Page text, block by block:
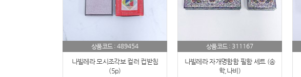
21 물티슈
23 손톱
24
상품코드 : 489454
나빌레라 모시조각보 컬러 컵받침
(5p)
상품코드 : 311167
나빌레라 자개명함함 필함 세트 (송
학,나비)